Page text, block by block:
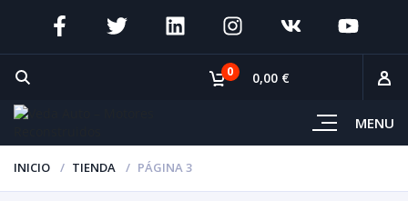
MENU
0 0,00 €
INICIO TIENDA PÁGINA 3